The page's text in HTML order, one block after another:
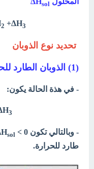
sol
2 +ΔH3
تحديد نوع الذوبان
(1) الذوبان الطارد للحرارة
- في هذة الحالة يكون:
3
- وبالتالي تكون sol
طارد للحرارة.